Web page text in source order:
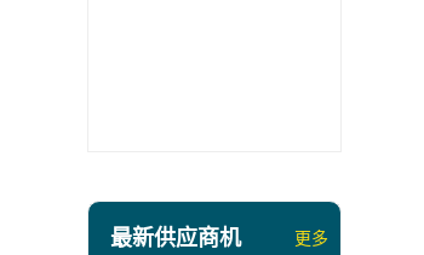
最新供应商机 更多